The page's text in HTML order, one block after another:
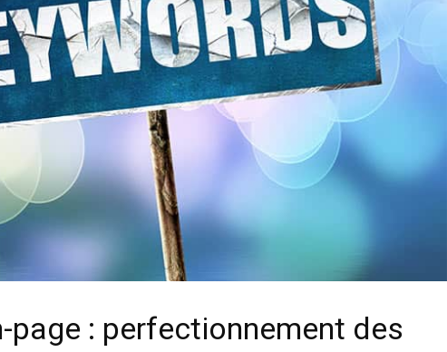
page : perfectionnement des